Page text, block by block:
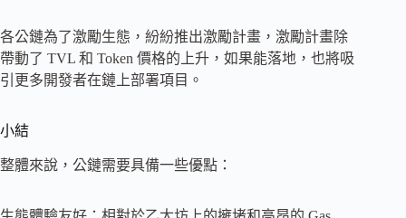
各公鏈為了激勵生態，紛紛推出激勵計畫，激勵計畫除
帶動了 TVL 和 Token 價格的上升，如果能落地，也將吸
引更多開發者在鏈上部署項目。
小結
整體來說，公鏈需要具備一些優點：